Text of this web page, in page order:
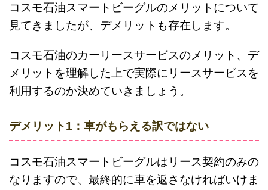
コスモ石油スマートビーグルのメリットについて
見てきましたが、デメリットも存在します。
コスモ石油のカーリースサービスのメリット、デ
メリットを理解した上で実際にリースサービスを
利用するのか決めていきましょう。
デメリット1：車がもらえる訳ではない
コスモ石油スマートビーグルはリース契約のみの
なりますので、最終的に車を返さなければいけま